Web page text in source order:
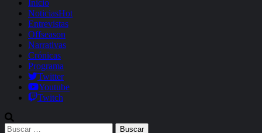
Inicio
NoticiasHot
Entrevistas
Offseason
Narrativas
Crónicas
Programa
Twitter
Youtube
Twitch
Buscar: